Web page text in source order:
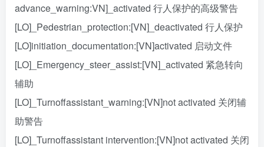
advance_warning:VN]_activated 行人保护的高级警告
[LO]_Pedestrian_protection:[VN]_deactivated 行人保护
[LO]initiation_documentation:[VN]activated 启动文件
[LO]_Emergency_steer_assist:[VN]_activated 紧急转向
辅助
[LO]_Turnoffassistant_warning:[VN]not activated 关闭辅
助警告
[LO]_Turnoffassistant intervention:[VN]not activated 关闭